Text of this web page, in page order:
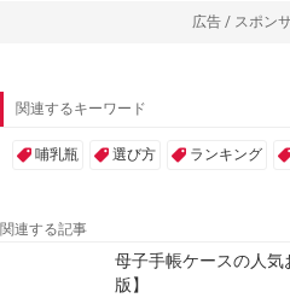
広告 / スポン
関連するキーワード
哺乳瓶 選び方 ランキング
関連する記事
母子手帳ケースの人
版】